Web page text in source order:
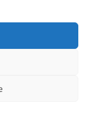
di Designers Italia